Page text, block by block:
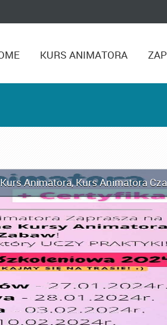
KURS ANIMATORA
Kurs Animatora,Kurs Animatora